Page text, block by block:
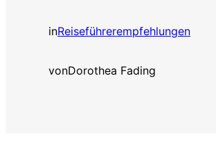
inReiseführerempfehlungen
vonDorothea Fading